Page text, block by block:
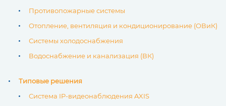
Противопожарные системы
Отопление, вентиляция и кондиционирование (ОВиК)
Системы холодоснабжения
Водоснабжение и канализация (ВК)
Типовые решения
Система IP-видеонаблюдения AXIS